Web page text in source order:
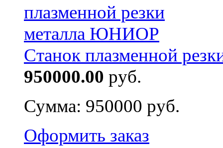
Станок плазменной
950000.00 руб.
Сумма: 950000 руб.
Оформить заказ